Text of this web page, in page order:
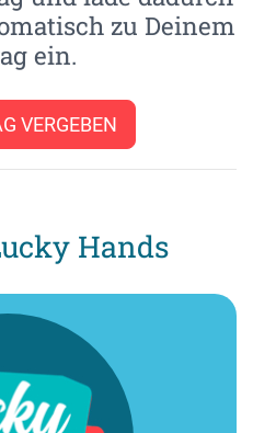
zu Deinem
ein.
VERGEBEN
Hands